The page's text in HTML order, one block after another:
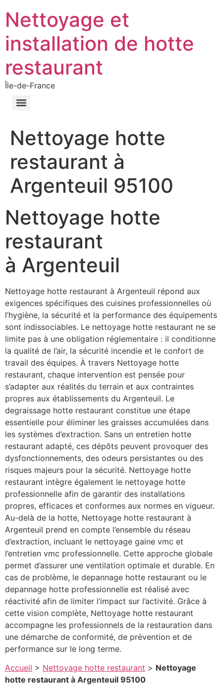
Nettoyage et
installation de hotte
restaurant
Île-de-France
Nettoyage hotte
restaurant à
Argenteuil 95100
Nettoyage hotte
restaurant
à Argenteuil
Nettoyage hotte restaurant à Argenteuil répond aux
exigences spécifiques des cuisines professionnelles où
l’hygiène, la sécurité et la performance des équipements
sont indissociables. Le nettoyage hotte restaurant ne se
limite pas à une obligation réglementaire : il conditionne
la qualité de l’air, la sécurité incendie et le confort de
travail des équipes. À travers Nettoyage hotte
restaurant, chaque intervention est pensée pour
s’adapter aux réalités du terrain et aux contraintes
propres aux établissements du Argenteuil. Le
degraissage hotte restaurant constitue une étape
essentielle pour éliminer les graisses accumulées dans
les systèmes d’extraction. Sans un entretien hotte
restaurant adapté, ces dépôts peuvent provoquer des
dysfonctionnements, des odeurs persistantes ou des
risques majeurs pour la sécurité. Nettoyage hotte
restaurant intègre également le nettoyage hotte
professionnelle afin de garantir des installations
propres, efficaces et conformes aux normes en vigueur.
Au-delà de la hotte, Nettoyage hotte restaurant à
Argenteuil prend en compte l’ensemble du réseau
d’extraction, incluant le nettoyage gaine vmc et
l’entretien vmc professionnelle. Cette approche globale
permet d’assurer une ventilation optimale et durable. En
cas de problème, le depannage hotte restaurant ou le
depannage hotte professionnelle est réalisé avec
réactivité afin de limiter l’impact sur l’activité. Grâce à
cette vision complète, Nettoyage hotte restaurant
accompagne les professionnels de la restauration dans
une démarche de conformité, de prévention et de
performance sur le long terme.
Accueil > Nettoyage hotte restaurant > Nettoyage
hotte restaurant à Argenteuil 95100